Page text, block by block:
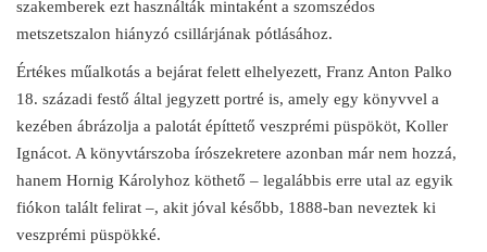
szakemberek ezt használták mintaként a szomszédos
metszetszalon hiányzó csillárjának pótlásához.
Értékes műalkotás a bejárat felett elhelyezett, Franz Anton Palko
18. századi festő által jegyzett portré is, amely egy könyvvel a
kezében ábrázolja a palotát építtető veszprémi püspököt, Koller
Ignácot. A könyvtárszoba írószekretere azonban már nem hozzá,
hanem Hornig Károlyhoz köthető – legalábbis erre utal az egyik
fiókon talált felirat –, akit jóval később, 1888-ban neveztek ki
veszprémi püspökké.